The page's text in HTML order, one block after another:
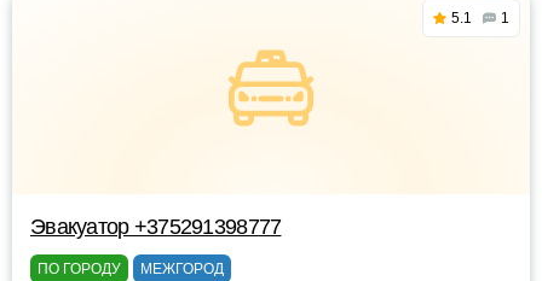
5.1 1
Эвакуатор +375291398777
ПО ГОРОДУ МЕЖГОРОД